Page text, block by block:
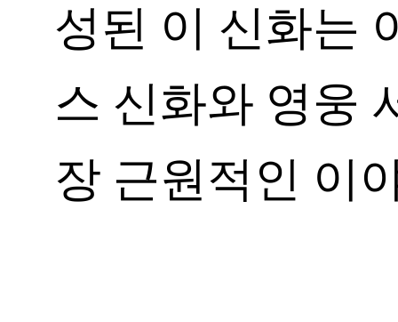
성된 이 신화는
스 신화와 영웅
장 근원적인 이